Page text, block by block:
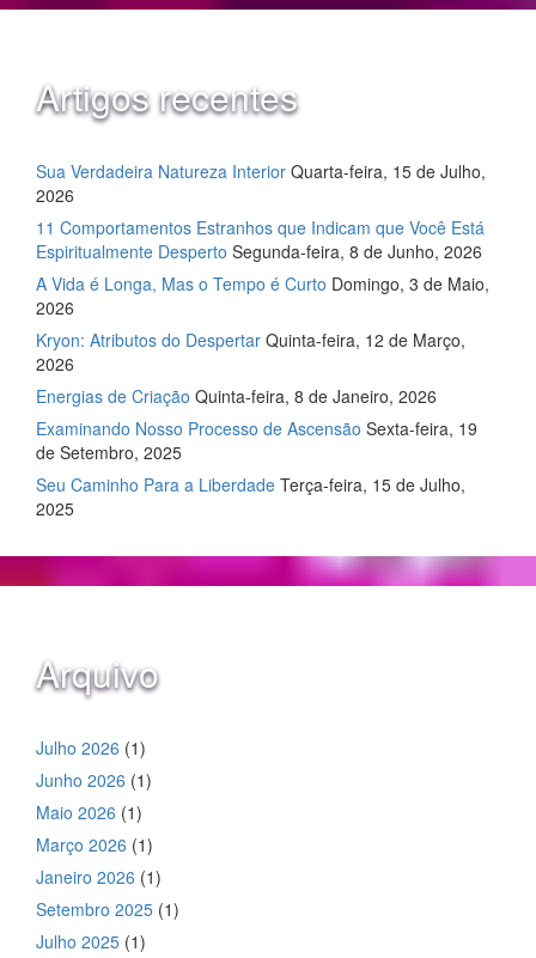
Artigos recentes
Sua Verdadeira Natureza Interior Quarta-feira, 15 de Julho,
2026
11 Comportamentos Estranhos que Indicam que Você Está
Espiritualmente Desperto Segunda-feira, 8 de Junho, 2026
A Vida é Longa, Mas o Tempo é Curto Domingo, 3 de Maio,
2026
Kryon: Atributos do Despertar Quinta-feira, 12 de Março,
2026
Energias de Criação Quinta-feira, 8 de Janeiro, 2026
Examinando Nosso Processo de Ascensão Sexta-feira, 19
de Setembro, 2025
Seu Caminho Para a Liberdade Terça-feira, 15 de Julho,
2025
Arquivo
Julho 2026 (1)
Junho 2026 (1)
Maio 2026 (1)
Março 2026 (1)
Janeiro 2026 (1)
Setembro 2025 (1)
Julho 2025 (1)